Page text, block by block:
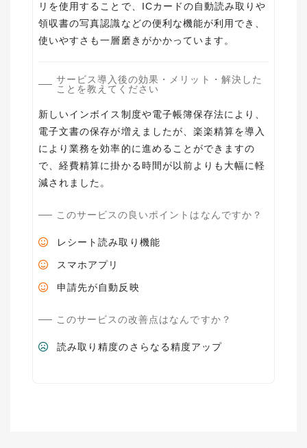
リを使用することで、ICカードの自動読み取りや
領収書の写真認識などの便利な機能が利用でき、
使いやすさも一層磨きがかかっています。
サービス導入後の効果・メリット・解決した
ことを教えてください
新しいインボイス制度や電子帳簿保存法により、
電子文書の保存が増えましたが、楽楽精算を導入
により業務を効率的に進めることができますの
で、経費精算に掛かる時間が以前よりも大幅に軽
減されました。
このサービスの良いポイントはなんですか？
レシート読み取り機能
スマホアプリ
申請先が自動反映
このサービスの改善点はなんですか？
読み取り精度のさらなる精度アップ